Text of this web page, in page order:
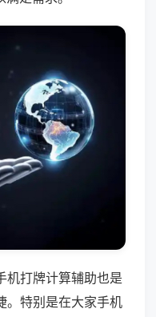
机打牌计算辅助也是
。特别是在大家手机